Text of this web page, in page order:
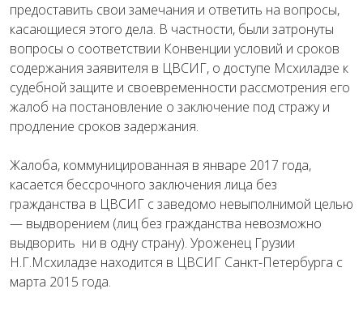
предоставить свои замечания и ответить на вопросы,
касающиеся этого дела. В частности, были затронуты
вопросы о соответствии Конвенции условий и сроков
содержания заявителя в ЦВСИГ, о доступе Мсхиладзе к
судебной защите и своевременности рассмотрения его
жалоб на постановление о заключение под стражу и
продление сроков задержания.
Жалоба, коммуницированная в январе 2017 года,
касается бессрочного заключения лица без
гражданства в ЦВСИГ с заведомо невыполнимой целью
— выдворением (лиц без гражданства невозможно
выдворить ни в одну страну). Уроженец Грузии
Н.Г.Мсхиладзе находится в ЦВСИГ Санкт-Петербурга с
марта 2015 года.